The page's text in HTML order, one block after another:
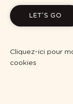
LET'S GO
Cliquez-ici pour
cookies